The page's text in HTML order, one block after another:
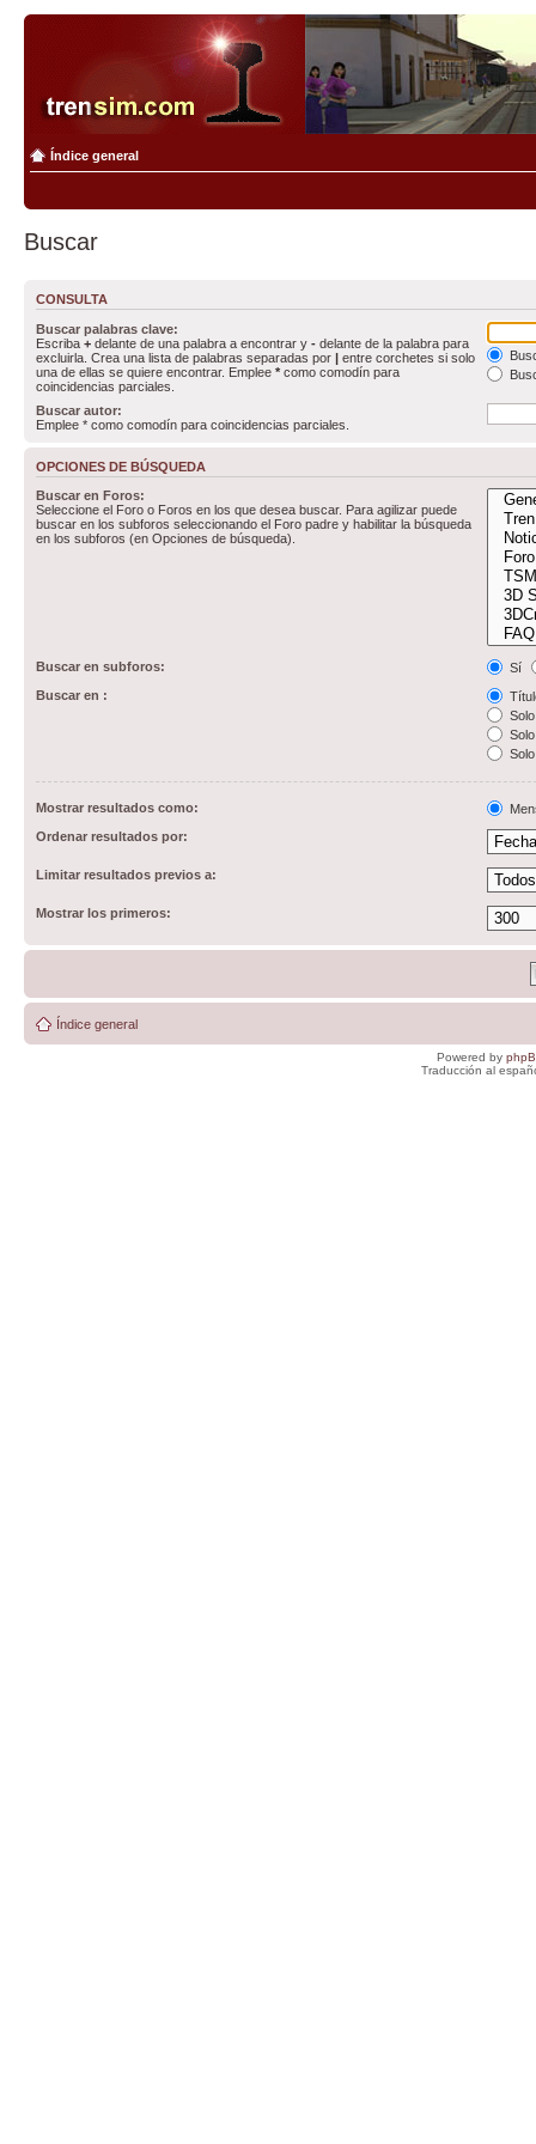
Índice general
Buscar
CONSULTA
Buscar palabras clave:
Escriba + delante de una palabra a encontrar y - delante de la palabra para
excluirla. Crea una lista de palabras separadas por | entre corchetes si solo
una de ellas se quiere encontrar. Emplee * como comodín para
coincidencias parciales.
Buscar autor:
Emplee * como comodín para coincidencias parciales.
OPCIONES DE BÚSQUEDA
Buscar en Foros:
Seleccione el Foro o Foros en los que desea buscar. Para agilizar puede
buscar en los subforos seleccionando el Foro padre y habilitar la búsqueda
en los subforos (en Opciones de búsqueda).
Buscar en subforos:
Sí
Buscar en :
Mostrar resultados como:
Ordenar resultados por:
Limitar resultados previos a:
Mostrar los primeros:
Índice general
Powered by
Traducción al